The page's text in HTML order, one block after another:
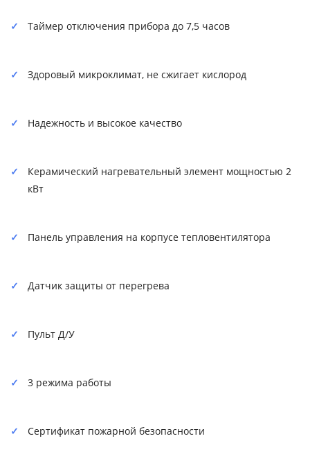
Таймер отключения прибора до 7,5 часов
Здоровый микроклимат, не сжигает кислород
Надежность и высокое качество
Керамический нагревательный элемент мощностью 2
кВт
Панель управления на корпусе тепловентилятора
Датчик защиты от перегрева
Пульт Д/У
3 режима работы
Сертификат пожарной безопасности